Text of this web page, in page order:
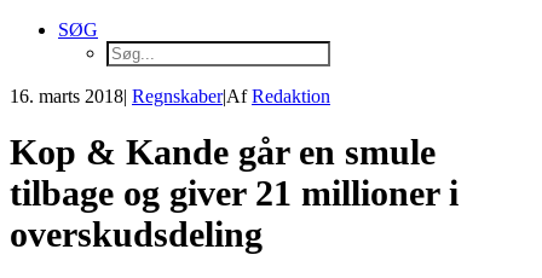
SØG
16. marts 2018| Regnskaber|AfRedaktion
Kop & Kande går en smule
tilbage og giver 21 millioner i
overskudsdeling